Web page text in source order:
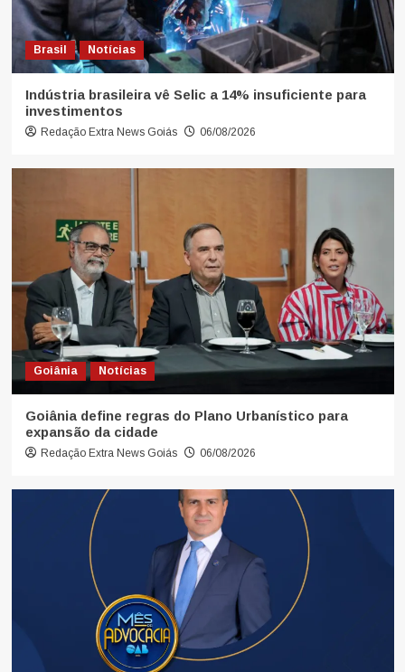
Brasil Notícias
Indústria brasileira vê Selic a 14% insuficiente para
investimentos
Redação Extra News Goiás 06/08/2026
Goiânia Notícias
Goiânia define regras do Plano Urbanístico para
expansão da cidade
Redação Extra News Goiás 06/08/2026